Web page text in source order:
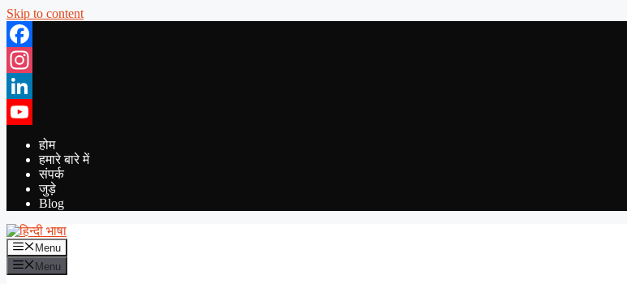
Skip to content
Facebook
Instagram
LinkedIn
YouTube
होम
हमारे बारे में
संपर्क
जुड़े
Blog
Menu
Menu